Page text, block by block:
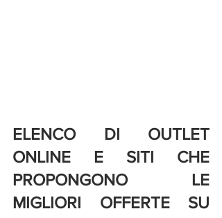
ELENCO DI OUTLET
ONLINE E SITI CHE
PROPONGONO LE
MIGLIORI OFFERTE SU